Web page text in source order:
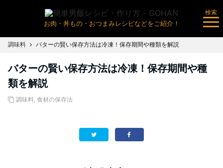
お肉・丼もの・おつまみレシピなどをご紹介！
検索
調味料 バターの賢い保存方法は冷凍！保存期間や種類を解説
バターの賢い保存方法は冷凍！保存期間や種
類を解説
調味料, 食材の保存法